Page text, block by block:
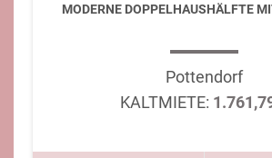
MODERNE DOPPELHAUSHÄLFTE
Pottendorf
KALTMIETE: